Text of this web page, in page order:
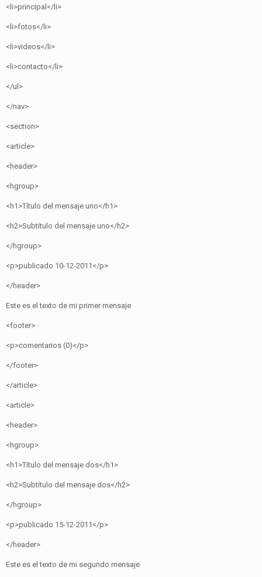
<li>principal</li>
<li>fotos</li>
<li>videos</li>
<li>contacto</li>
</ul>
</nav>
<section>
<article>
<header>
<hgroup>
<h1>Título del mensaje uno</h1>
<h2>Subtítulo del mensaje uno</h2>
</hgroup>
<p>publicado 10-12-2011</p>
</header>
Este es el texto de mi primer mensaje
<footer>
<p>comentarios (0)</p>
</footer>
</article>
<article>
<header>
<hgroup>
<h1>Título del mensaje dos</h1>
<h2>Subtítulo del mensaje dos</h2>
</hgroup>
<p>publicado 15-12-2011</p>
</header>
Este es el texto de mi segundo mensaje